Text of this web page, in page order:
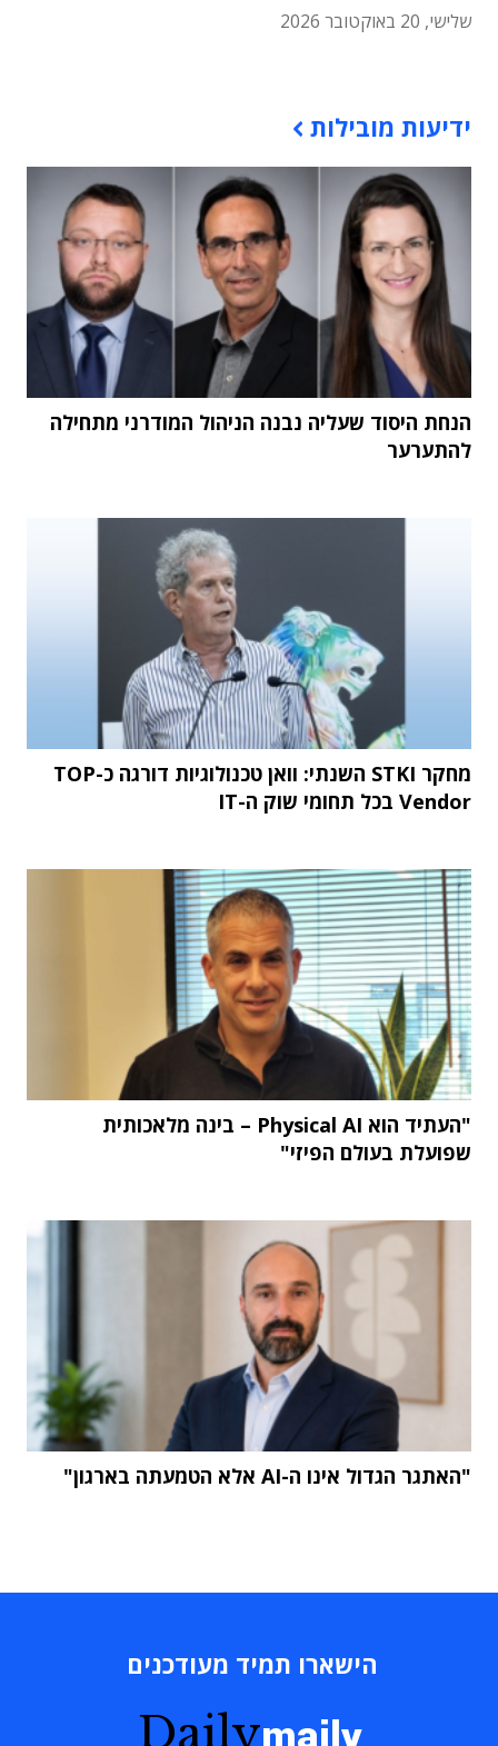
שלישי, 20 באוקטובר 2026
ידיעות מובילות
הנחת היסוד שעליה נבנה הניהול המודרני מתחילה
להתערער
מחקר STKI השנתי: וואן טכנולוגיות דורגה כ-TOP
Vendor בכל תחומי שוק ה-IT
"העתיד הוא Physical AI – בינה מלאכותית
שפועלת בעולם הפיזי"
"האתגר הגדול אינו ה-AI אלא הטמעתה בארגון"
הישארו תמיד מעודכנים
Daily